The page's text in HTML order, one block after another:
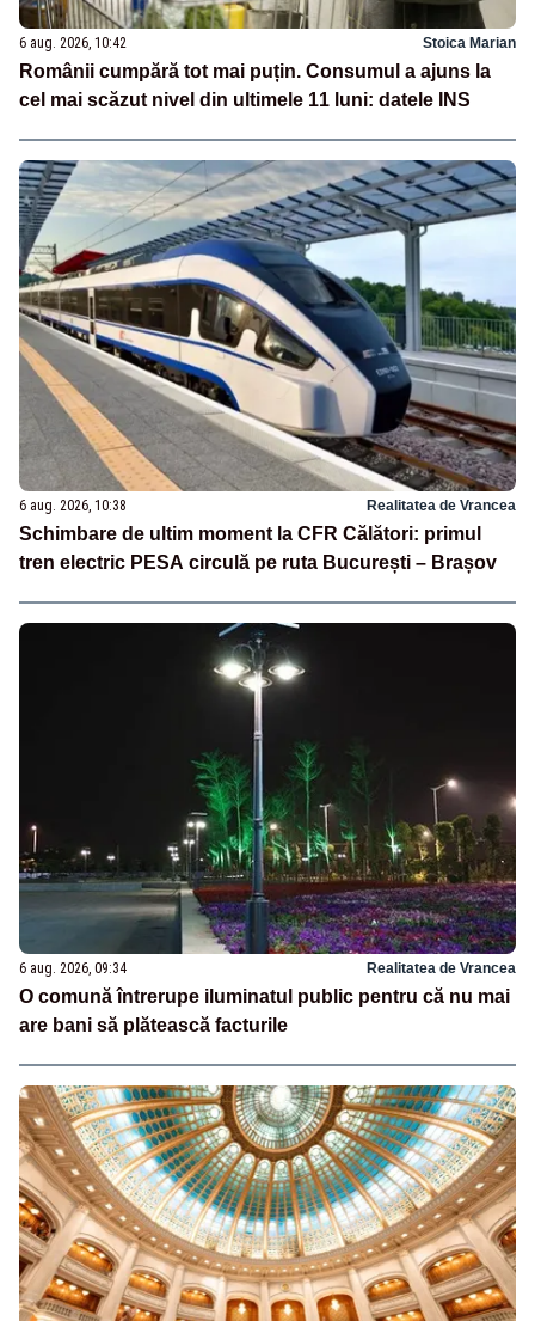
6 aug. 2026, 10:42 Stoica Marian
Românii cumpără tot mai puțin. Consumul a ajuns la
cel mai scăzut nivel din ultimele 11 luni: datele INS
6 aug. 2026, 10:38 Realitatea de Vrancea
Schimbare de ultim moment la CFR Călători: primul
tren electric PESA circulă pe ruta București – Brașov
6 aug. 2026, 09:34 Realitatea de Vrancea
O comună întrerupe iluminatul public pentru că nu mai
are bani să plătească facturile